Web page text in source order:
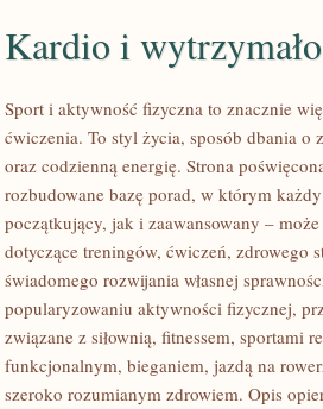
Kardio i
Sport i aktywność fizyczna to znacznie
ćwiczenia. To styl życia, sposób dbania o
oraz codzienną energię. Strona
rozbudowane bazę porad, w którym
początkujący, jak i zaawansowany –
dotyczące treningów, ćwiczeń, zdrowego
świadomego rozwijania własnej
popularyzowaniu aktywności fizycznej,
związane z siłownią, fitnessem, sportami
funkcjonalnym, bieganiem, jazdą na
szeroko rozumianym zdrowiem. Opis